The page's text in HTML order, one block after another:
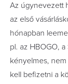
Az úgynevezett
az első
hónapban
pl. az HBOGO,
kényelmes,
kell befizetni a